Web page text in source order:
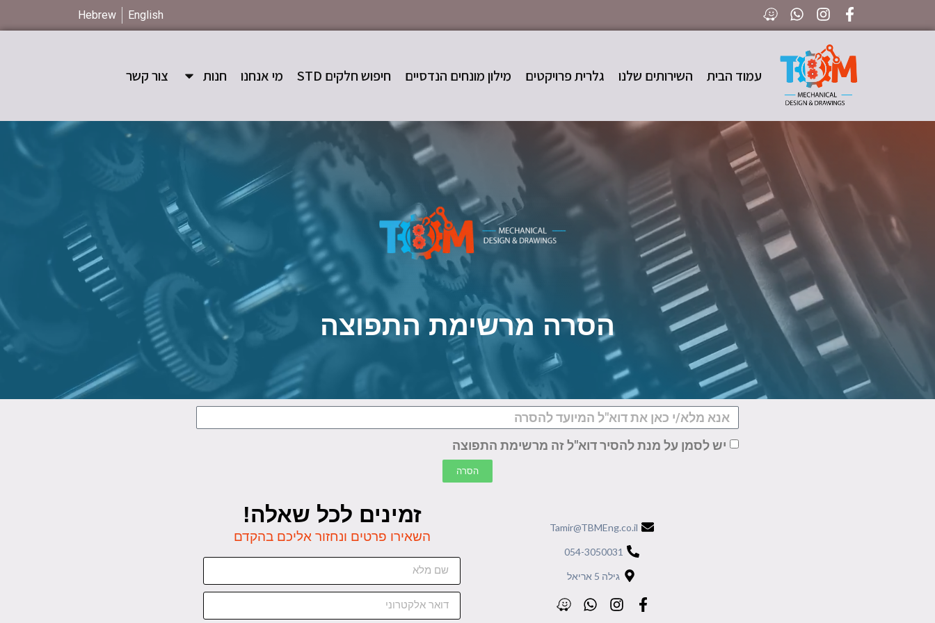
English
Hebrew
עמוד הבית השירותים שלנו גלרית פרויקטים מילון מונחים הנדסיים חיפוש חלקים STD מי אנחנו חנות צור קשר
הסרה מרשימת התפוצה
יש לסמן על מנת להסיר דוא"ל זה מרשימת התפוצה
הסרה
Tamir@TBMEng.co.il
054-3050031
גילה 5 אריאל
זמינים לכל שאלה!
השאירו פרטים ונחזור אליכם בהקדם